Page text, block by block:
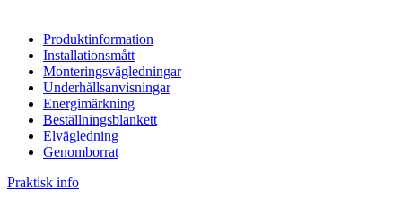
Produktinformation
Installationsmått
Monteringsvägledningar
Underhållsanvisningar
Energimärkning
Beställningsblankett
Elvägledning
Genomborrat
Praktisk info